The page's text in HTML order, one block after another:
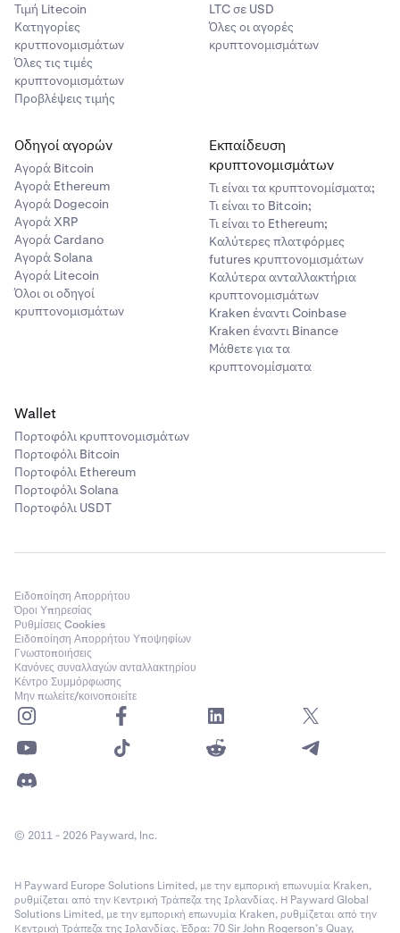
Τιμή Litecoin
Κατηγορίες
κρυτπονομισμάτων
Όλες τις τιμές
κρυπτονομισμάτων
Προβλέψεις τιμής
LTC σε USD
Όλες οι αγορές
κρυπτονομισμάτων
Οδηγοί αγορών
Αγορά Bitcoin
Αγορά Ethereum
Αγορά Dogecoin
Αγορά XRP
Αγορά Cardano
Αγορά Solana
Αγορά Litecoin
Όλοι οι οδηγοί
κρυπτονομισμάτων
Εκπαίδευση
κρυπτονομισμάτων
Τι είναι τα κρυπτονομίσματα;
Τι είναι το Bitcoin;
Τι είναι το Ethereum;
Καλύτερες πλατφόρμες
futures κρυπτονομισμάτων
Καλύτερα ανταλλακτήρια
κρυπτονομισμάτων
Kraken έναντι Coinbase
Kraken έναντι Binance
Μάθετε για τα
κρυπτονομίσματα
Wallet
Πορτοφόλι κρυπτονομισμάτων
Πορτοφόλι Bitcoin
Πορτοφόλι Ethereum
Πορτοφόλι Solana
Πορτοφόλι USDT
Ειδοποίηση Απορρήτου
Όροι Υπηρεσίας
Ρυθμίσεις Cookies
Ειδοποίηση Απορρήτου Υποψηφίων
Γνωστοποιήσεις
Κανόνες συναλλαγών ανταλλακτηρίου
Κέντρο Συμμόρφωσης
Μην πωλείτε/κοινοποιείτε
© 2011 - 2026 Payward, Inc.
Η Payward Europe Solutions Limited, με την εμπορική επωνυμία Kraken,
ρυθμίζεται από την Κεντρική Τράπεζα της Ιρλανδίας. Η Payward Global
Solutions Limited, με την εμπορική επωνυμία Kraken, ρυθμίζεται από την
Κεντρική Τράπεζα της Ιρλανδίας. Έδρα: 70 Sir John Rogerson’s Quay,